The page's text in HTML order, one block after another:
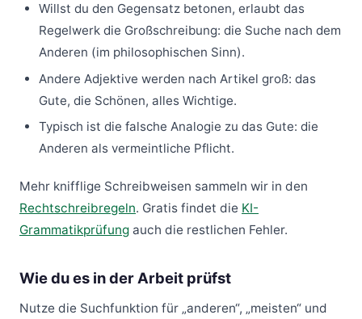
Willst du den Gegensatz betonen, erlaubt das
Regelwerk die Großschreibung: die Suche nach dem
Anderen (im philosophischen Sinn).
Andere Adjektive werden nach Artikel groß: das
Gute, die Schönen, alles Wichtige.
Typisch ist die falsche Analogie zu das Gute: die
Anderen als vermeintliche Pflicht.
Mehr knifflige Schreibweisen sammeln wir in den
Rechtschreibregeln. Gratis findet die KI-
Grammatikprüfung auch die restlichen Fehler.
Wie du es in der Arbeit prüfst
Nutze die Suchfunktion für „anderen“, „meisten“ und